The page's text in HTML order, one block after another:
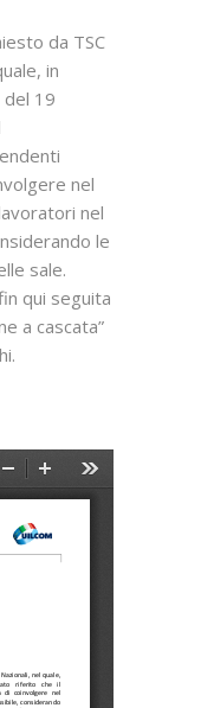
da TSC
in
19
nel
nel
le
sale.
qui seguita
a cascata”